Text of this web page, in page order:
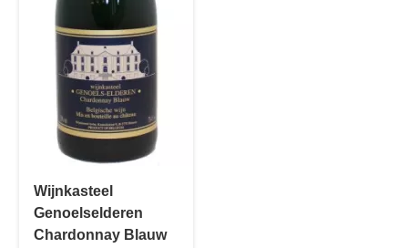
Wijnkasteel
Genoelselderen
Chardonnay Blauw